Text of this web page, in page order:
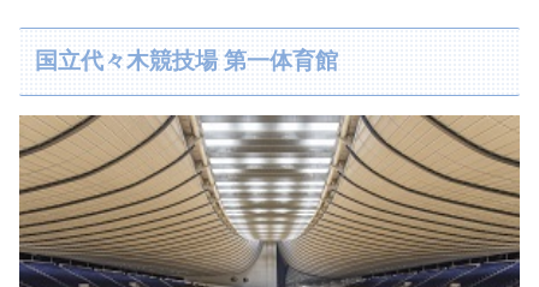
国立代々木競技場 第一体育館